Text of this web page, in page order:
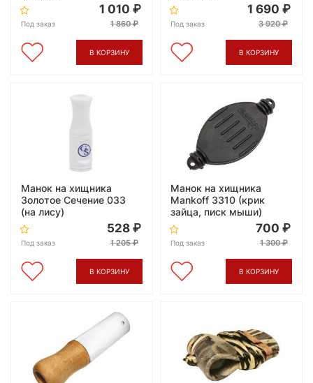
Под заказ
1 010
1 860
В КОРЗИНУ
Под заказ
1 690
3 920
В КОРЗИНУ
Манок на хищника
Золотое Сечение 033
(на лису)
Под заказ
528
1 205
В КОРЗИНУ
Манок на хищника
Mankoff 3310 (крик
зайца, писк мыши)
Под заказ
700
1 300
В КОРЗИНУ